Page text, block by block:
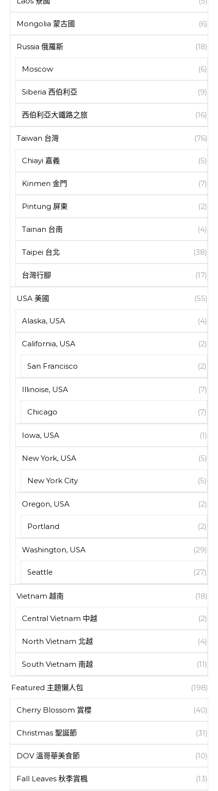
Mongolia 蒙古國 (6)
Russia 俄羅斯 (18)
Moscow (6)
Siberia 西伯利亞 (9)
西伯利亞大鐵路之旅 (16)
Taiwan 台灣 (76)
Chiayi 嘉義 (5)
Kinmen 金門 (7)
Pintung 屏東 (2)
Tainan 台南 (4)
Taipei 台北 (38)
台灣行腳 (17)
USA 美國 (55)
Alaska, USA (4)
California, USA (2)
San Francisco (2)
Illinoise, USA (7)
Chicago (7)
Iowa, USA (1)
New York, USA (5)
New York City (5)
Oregon, USA (2)
Portland (2)
Washington, USA (29)
Seattle (27)
Vietnam 越南 (18)
Central Vietnam 中越 (2)
North Vietnam 北越 (4)
South Vietnam 南越 (11)
Featured 主題懶人包 (198)
Cherry Blossom 賞櫻 (40)
Christmas 聖誕節 (31)
DOV 溫哥華美食節 (10)
Fall Leaves 秋季賞楓 (13)